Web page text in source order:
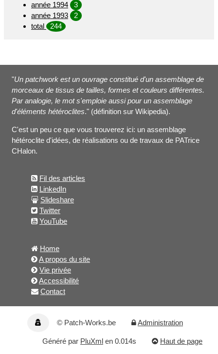
année 1994
3
année 1993
2
total
244
"Un patchwork est un ouvrage constitué d'un assemblage de
morceaux de tissus de tailles, formes et couleurs différentes.
Par analogie, le mot s'emploie aussi pour un assemblage
d'éléments hétéroclites." (définition sur Wikipedia).
C'est un peu ce que vous trouverez ici: un assemblage
hétéroclite d'idées, de réalisations ou de travaux de PATrice
CHalon.
Fil des articles
LinkedIn
Slideshare
Twitter
YouTube
Home
A propos du site
Vie privée
Accessibilité
Contact
© Patch-Works.be Administration
Haut de page
Généré par PluXml en 0.014s